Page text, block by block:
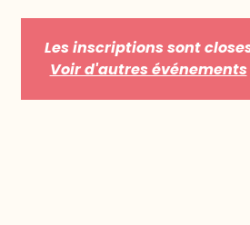
Les inscriptions sont
Voir d'autres événements